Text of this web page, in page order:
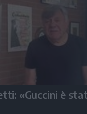
«Guccini è